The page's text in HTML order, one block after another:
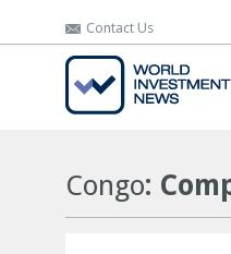
Contact Us
Contact Us
Congo: